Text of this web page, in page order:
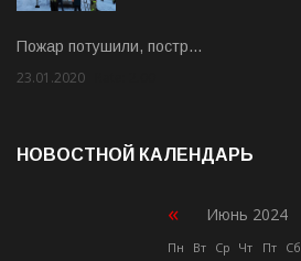
Пожар потушили, постр…
23.01.2020
НОВОСТНОЙ КАЛЕНДАРЬ
« Июнь 2024
Пн Вт Ср Чт Пт Сб